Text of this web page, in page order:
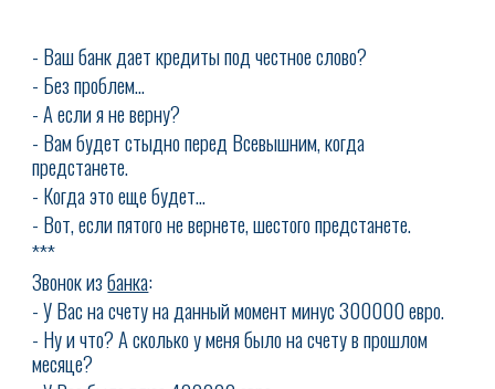
- Ваш банк дает кредиты под честное слово?
- Без проблем...
- А если я не верну?
- Вам будет стыдно перед Всевышним, когда
предстанете.
- Когда это еще будет...
- Вот, если пятого не вернете, шестого предстанете.
***
Звонок избанка:
- У Вас на счету на данный момент минус 300000 евро.
- Ну и что? А сколько у меня было на счету в прошлом
месяце?